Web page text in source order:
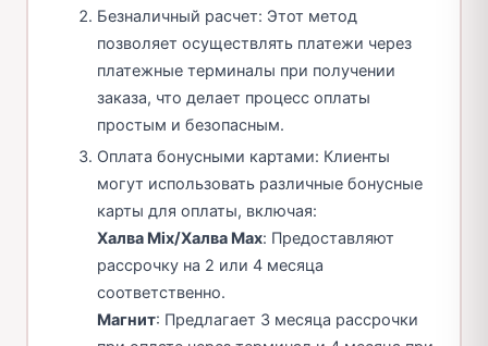
Безналичный расчет: Этот метод
позволяет осуществлять платежи через
платежные терминалы при получении
заказа, что делает процесс оплаты
простым и безопасным.
Оплата бонусными картами: Клиенты
могут использовать различные бонусные
карты для оплаты, включая:
Халва Mix/Халва Max: Предоставляют
рассрочку на 2 или 4 месяца
соответственно.
Магнит: Предлагает 3 месяца рассрочки